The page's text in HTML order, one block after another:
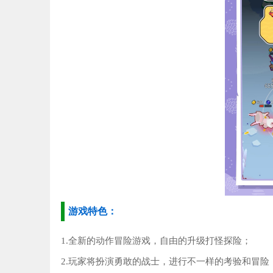
游戏特色：
1.全新的动作冒险游戏，自由的升级打怪探险；
2.玩家将扮演勇敢的战士，进行不一样的考验和冒险